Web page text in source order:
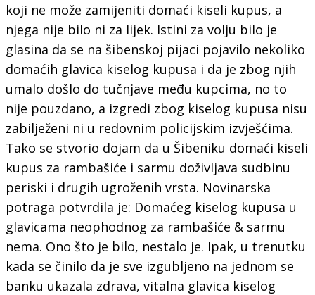
koji ne može zamijeniti domaći kiseli kupus, a
njega nije bilo ni za lijek. Istini za volju bilo je
glasina da se na šibenskoj pijaci pojavilo nekoliko
domaćih glavica kiselog kupusa i da je zbog njih
umalo došlo do tučnjave među kupcima, no to
nije pouzdano, a izgredi zbog kiselog kupusa nisu
zabilježeni ni u redovnim policijskim izvješćima.
Tako se stvorio dojam da u Šibeniku domaći kiseli
kupus za rambašiće i sarmu doživljava sudbinu
periski i drugih ugroženih vrsta. Novinarska
potraga potvrdila je: Domaćeg kiselog kupusa u
glavicama neophodnog za rambašiće & sarmu
nema. Ono što je bilo, nestalo je. Ipak, u trenutku
kada se činilo da je sve izgubljeno na jednom se
banku ukazala zdrava, vitalna glavica kiselog